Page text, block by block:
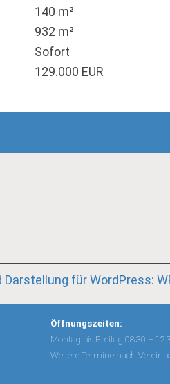
140 m²
932 m²
Sofort
129.000 EUR
für WordPress:
Öffnungszeiten:
Montag bis Freitag 08:30 –
Weitere Termine nach